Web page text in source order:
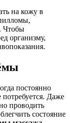
на кожу в
Чтобы
организму,
постоянно
Даже
проводить
состояние